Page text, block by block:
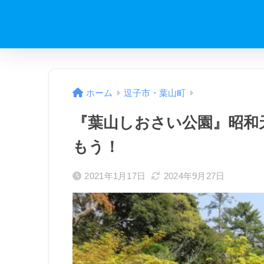
ホーム 逗子市・葉山町
『葉山しおさい公園』昭
もう！
2021年1月17日 2024年9月27日